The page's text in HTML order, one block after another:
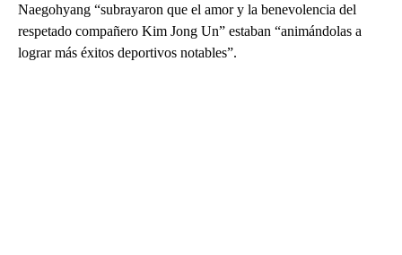
Naegohyang “subrayaron que el amor y la benevolencia del
respetado compañero Kim Jong Un” estaban “animándolas a
lograr más éxitos deportivos notables”.